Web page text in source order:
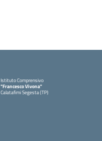
Istituto Comprensivo
"Francesco Vivona"
Calatafimi Segesta (TP)
— Visita la pagina iniziale della scuola